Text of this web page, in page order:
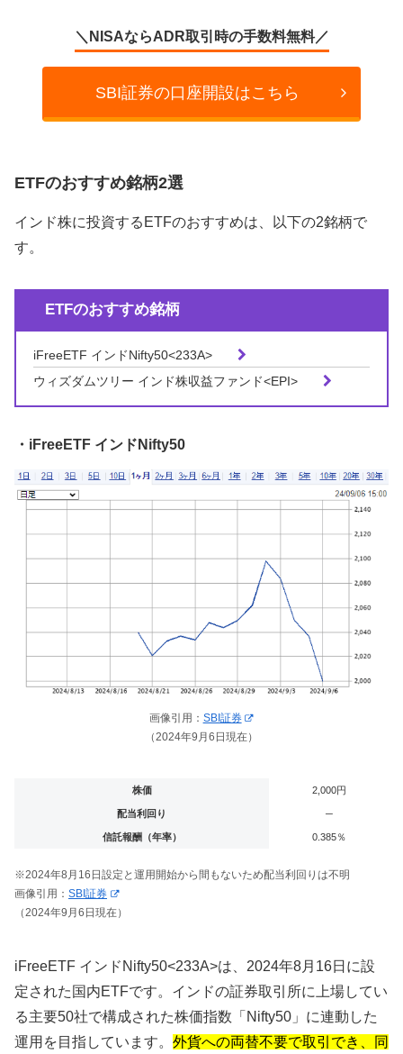
＼NISAならADR取引時の手数料無料／
SBI証券の口座開設はこちら
ETFのおすすめ銘柄2選
インド株に投資するETFのおすすめは、以下の2銘柄で
す。
ETFのおすすめ銘柄
iFreeETF インドNifty50<233A>
ウィズダムツリー インド株収益ファンド<EPI>
・iFreeETF インドNifty50
画像引用： SBI証券
（2024年9月6日現在）
株価 2,000円
配当利回り ─
信託報酬（年率） 0.385％
※2024年8月16日設定と運用開始から間もないため配当利回りは不明
画像引用： SBI証券
（2024年9月6日現在）
iFreeETF インドNifty50<233A>は、2024年8月16日に設
定された国内ETFです。インドの証券取引所に上場してい
る主要50社で構成された株価指数「Nifty50」に連動した
運用を目指しています。 外貨への両替不要で取引でき、同